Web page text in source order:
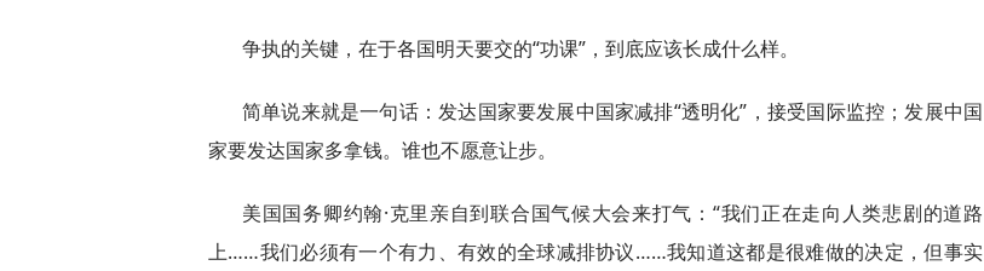
争执的关键，在于各国明天要交的“功课”，到底应该长成什么样。
简单说来就是一句话：发达国家要发展中国家减排“透明化”，接受国际监控；发展中国
家要发达国家多拿钱。谁也不愿意让步。
美国国务卿约翰·克里亲自到联合国气候大会来打气：“我们正在走向人类悲剧的道路
上……我们必须有一个有力、有效的全球减排协议……我知道这都是很难做的决定，但事实